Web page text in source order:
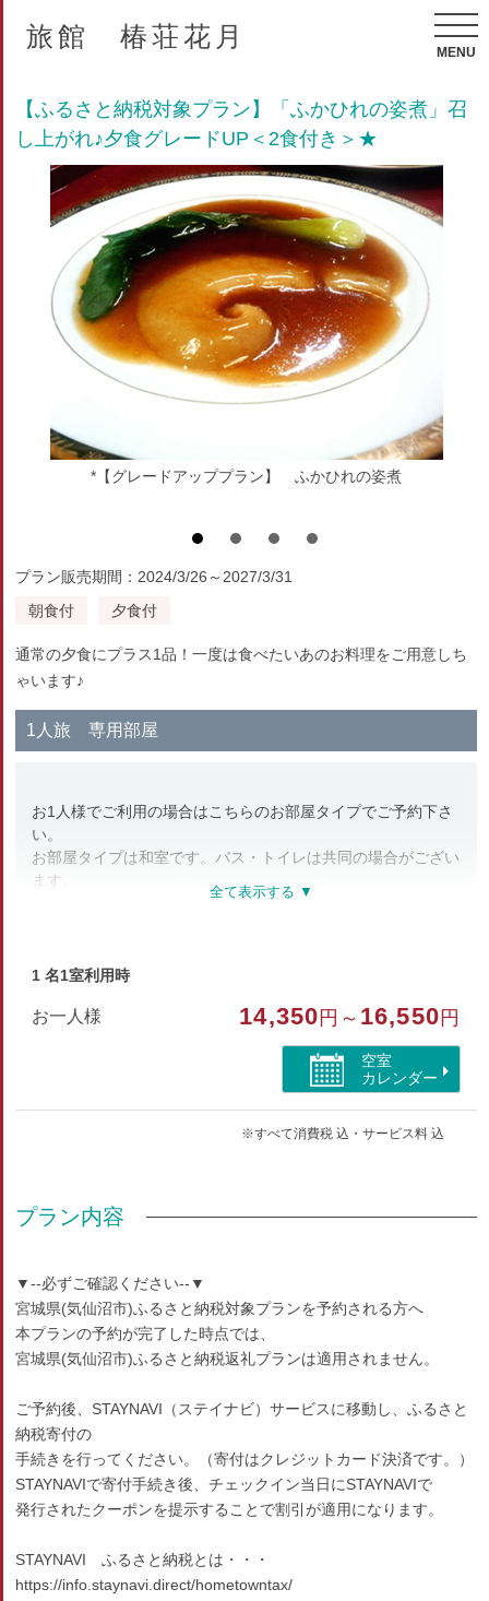
旅館 椿荘花月
MENU
【ふるさと納税対象プラン】「ふかひれの姿煮」召
し上がれ♪夕食グレードUP＜2食付き＞★
*【グレードアッププラン】 ふかひれの姿煮
プラン販売期間：2024/3/26～2027/3/31
朝食付
夕食付
通常の夕食にプラス1品！一度は食べたいあのお料理をご用意しち
ゃいます♪
1人旅 専用部屋
お1人様でご利用の場合はこちらのお部屋タイプでご予約下さ
い。
お部屋タイプは和室です。バス・トイレは共同の場合がござい
ます。
和室
部屋特徴
1 名1室利用時
お一人様 14,350 円～ 16,550 円
空室
カレンダー
※すべて消費税 込・サービス料 込
プラン内容
▼--必ずご確認ください--▼
宮城県(気仙沼市)ふるさと納税対象プランを予約される方へ
本プランの予約が完了した時点では、
宮城県(気仙沼市)ふるさと納税返礼プランは適用されません。
ご予約後、STAYNAVI（ステイナビ）サービスに移動し、ふるさと
納税寄付の
手続きを行ってください。（寄付はクレジットカード決済です。）
STAYNAVIで寄付手続き後、チェックイン当日にSTAYNAVIで
発行されたクーポンを提示することで割引が適用になります。
STAYNAVI ふるさと納税とは・・・
https://info.staynavi.direct/hometowntax/